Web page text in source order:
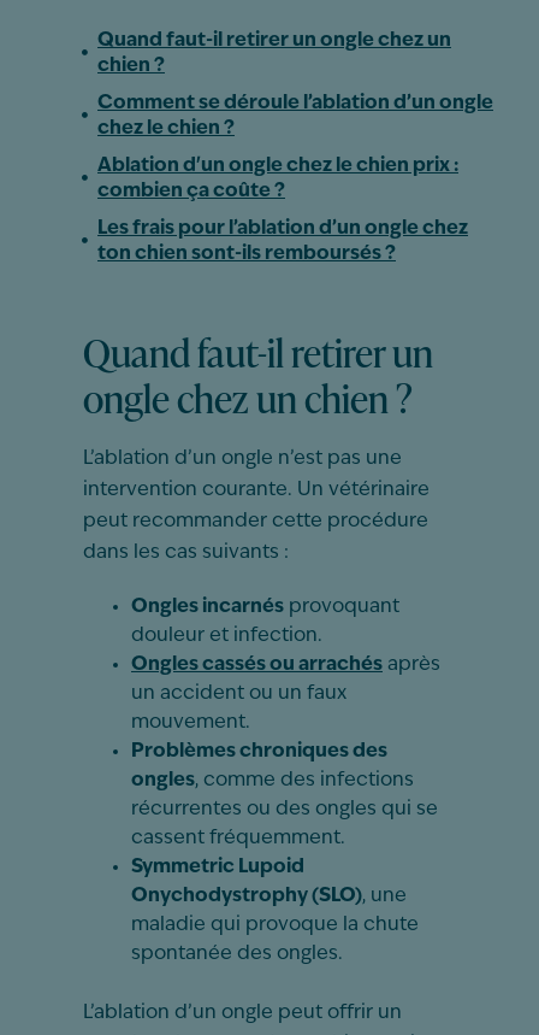
Quand faut-il retirer un ongle chez un
chien ?
Comment se déroule l’ablation d’un ongle
chez le chien ?
Ablation d'un ongle chez le chien prix :
combien ça coûte ?
Les frais pour l’ablation d’un ongle chez
ton chien sont-ils remboursés ?
Quand faut-il retirer un
ongle chez un chien ?
L’ablation d’un ongle n’est pas une
intervention courante. Un vétérinaire
peut recommander cette procédure
dans les cas suivants :
Ongles incarnés provoquant
douleur et infection.
Ongles cassés ou arrachés après
un accident ou un faux
mouvement.
Problèmes chroniques des
ongles, comme des infections
récurrentes ou des ongles qui se
cassent fréquemment.
Symmetric Lupoid
Onychodystrophy (SLO), une
maladie qui provoque la chute
spontanée des ongles.
L’ablation d’un ongle peut offrir un